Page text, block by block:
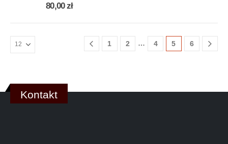
80,00zł
1 2 … 4 5 6
Kontakt